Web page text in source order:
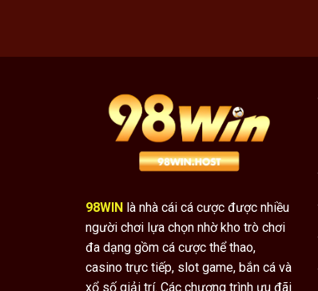
98WIN là nhà cái cá cược được nhiều
người chơi lựa chọn nhờ kho trò chơi
đa dạng gồm cá cược thể thao,
casino trực tiếp, slot game, bắn cá và
xổ số giải trí. Các chương trình ưu đãi